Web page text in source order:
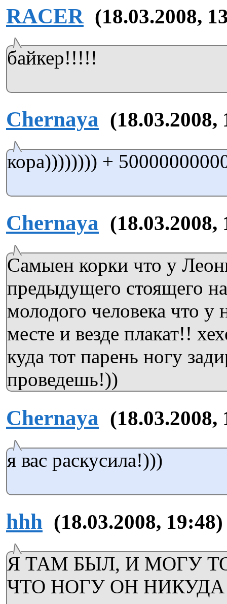
RACER (18.03.2008,
байкер!!!!!
Chernaya (18.03.2008,
кора)))))))) +
Chernaya (18.03.2008,
Самыен корки что у
предыдущего стоящего
молодого человека что у
месте и везде плакат!!
куда тот парень ногу
проведешь!))
Chernaya (18.03.2008,
я вас раскусила!)))
hhh (18.03.2008, 19:48)
Я ТАМ БЫЛ, И МОГУ
ЧТО НОГУ ОН НИКУДА